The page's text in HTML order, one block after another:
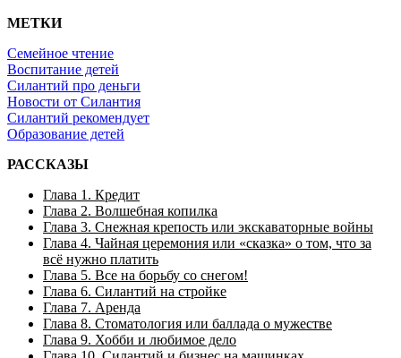
МЕТКИ
Семейное чтение
Воспитание детей
Силантий про деньги
Новости от Силантия
Силантий рекомендует
Образование детей
РАССКАЗЫ
Глава 1. Кредит
Глава 2. Волшебная копилка
Глава 3. Снежная крепость или экскаваторные войны
Глава 4. Чайная церемония или «сказка» о том, что за
всё нужно платить
Глава 5. Все на борьбу со снегом!
Глава 6. Силантий на стройке
Глава 7. Аренда
Глава 8. Стоматология или баллада о мужестве
Глава 9. Хобби и любимое дело